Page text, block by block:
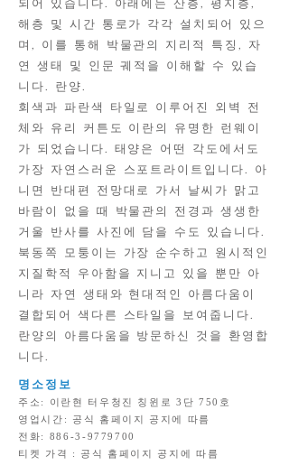
되어 있습니다. 아래에는 산층, 평지층,
해층 및 시간 통로가 각각 설치되어 있으
며, 이를 통해 박물관의 지리적 특징, 자
연 생태 및 인문 궤적을 이해할 수 있습
니다. 란양.
회색과 파란색 타일로 이루어진 외벽 전
체와 유리 커튼도 이란의 유명한 런웨이
가 되었습니다. 태양은 어떤 각도에서도
가장 자연스러운 스포트라이트입니다. 아
니면 반대편 전망대로 가서 날씨가 맑고
바람이 없을 때 박물관의 전경과 생생한
거울 반사를 사진에 담을 수도 있습니다.
북동쪽 모퉁이는 가장 순수하고 원시적인
지질학적 우아함을 지니고 있을 뿐만 아
니라 자연 생태와 현대적인 아름다움이
결합되어 색다른 스타일을 보여줍니다.
란양의 아름다움을 방문하신 것을 환영합
니다.
명소정보
주소: 이란현 터우청진 칭윈로 3단 750호
영업시간: 공식 홈페이지 공지에 따름
전화: 886-3-9779700
티켓 가격 : 공식 홈페이지 공지에 따름